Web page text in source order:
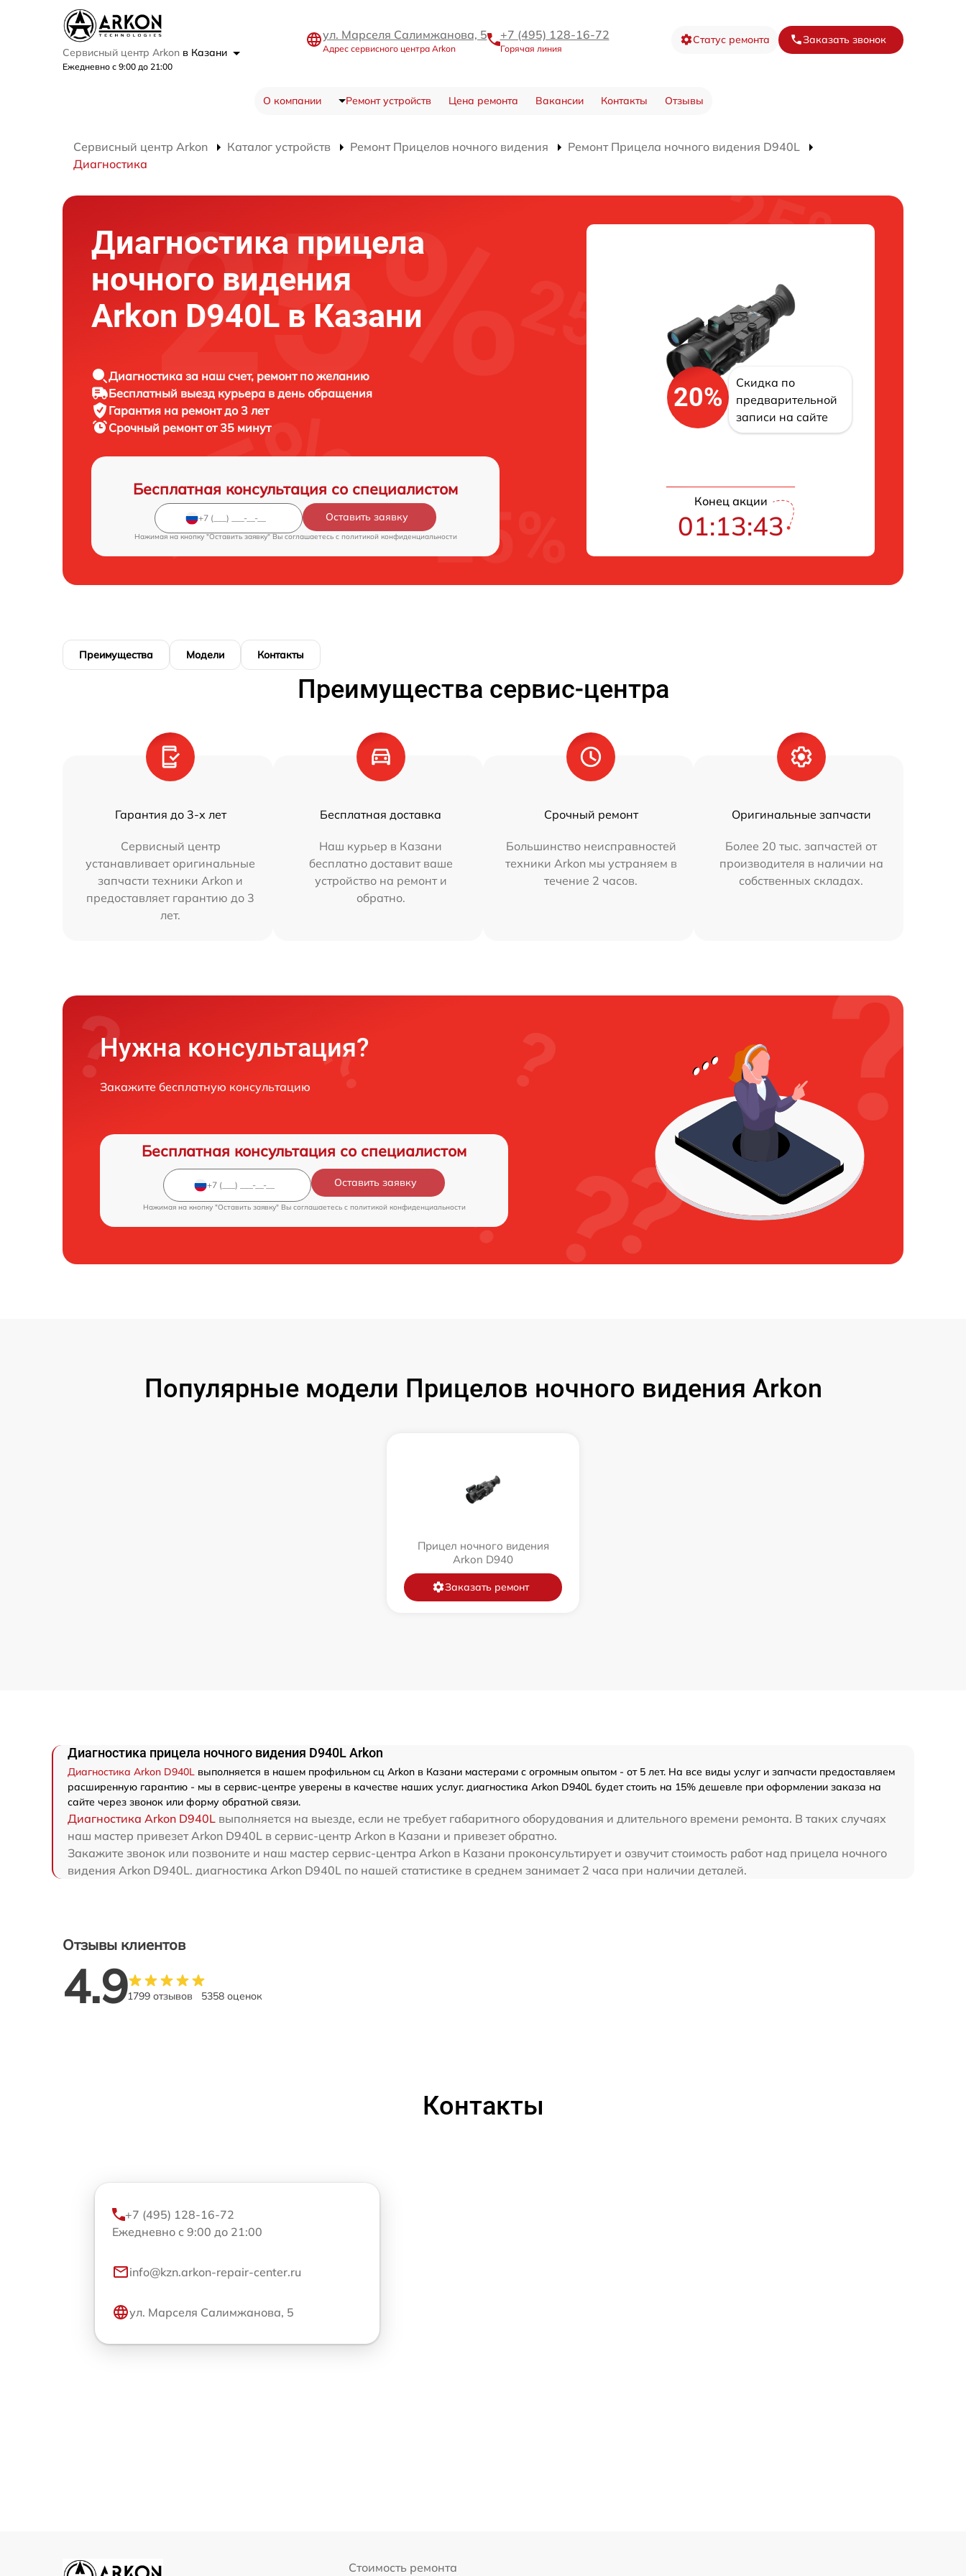
Сервисный центр Arkon в Казани
Ежедневно с 9:00 до 21:00
ул. Марселя Салимжанова, 5
Адрес сервисного центра Arkon
+7 (495) 128-16-72
Горячая линия
Статус ремонта Заказать звонок
О компании Ремонт устройств Цена ремонта Вакансии Контакты Отзывы
Сервисный центр Arkon Каталог устройств Ремонт Прицелов ночного видения
Ремонт Прицела ночного видения D940L
Диагностика
Диагностика прицела
ночного видения
Arkon D940L в Казани
Диагностика за наш счет, ремонт по желанию
Бесплатный выезд курьера в день обращения
Гарантия на ремонт до 3 лет
Срочный ремонт от 35 минут
Бесплатная консультация со специалистом
Оставить заявку
Нажимая на кнопку "Оставить заявку" Вы соглашаетесь c политикой конфиденциальности
20%
Скидка по
предварительной
записи на сайте
Конец акции
01:13:43
Преимущества Модели Контакты
Преимущества сервис-центра
Гарантия до 3-х лет
Сервисный центр
устанавливает оригинальные
запчасти техники Arkon и
предоставляет гарантию до 3
лет.
Бесплатная доставка
Наш курьер в Казани
бесплатно доставит ваше
устройство на ремонт и
обратно.
Срочный ремонт
Большинство неисправностей
техники Arkon мы устраняем в
течение 2 часов.
Оригинальные запчасти
Более 20 тыс. запчастей от
производителя в наличии на
собственных складах.
Нужна консультация?
Закажите бесплатную консультацию
Бесплатная консультация со специалистом
Оставить заявку
Нажимая на кнопку "Оставить заявку" Вы соглашаетесь c политикой конфиденциальности
Популярные модели Прицелов ночного видения Arkon
Прицел ночного видения
Arkon D940
Заказать ремонт
Диагностика прицела ночного видения D940L Arkon
Диагностика Arkon D940L выполняется в нашем профильном сц Arkon в Казани мастерами с огромным опытом - от 5 лет. На все виды услуг и запчасти предоставляем
расширенную гарантию - мы в сервис-центре уверены в качестве наших услуг. диагностика Arkon D940L будет стоить на 15% дешевле при оформлении заказа на
сайте через звонок или форму обратной связи.
Диагностика Arkon D940L выполняется на выезде, если не требует габаритного оборудования и длительного времени ремонта. В таких случаях
наш мастер привезет Arkon D940L в сервис-центр Arkon в Казани и привезет обратно.
Закажите звонок или позвоните и наш мастер сервис-центра Arkon в Казани проконсультирует и озвучит стоимость работ над прицела ночного
видения Arkon D940L. диагностика Arkon D940L по нашей статистике в среднем занимает 2 часа при наличии деталей.
Отзывы клиентов
4.91799 отзывов 5358 оценок
Контакты
+7 (495) 128-16-72
Ежедневно с 9:00 до 21:00
info@kzn.arkon-repair-center.ru
ул. Марселя Салимжанова, 5
Стоимость ремонта